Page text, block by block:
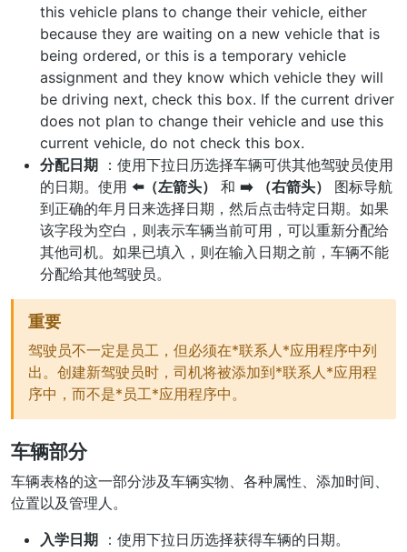
this vehicle plans to change their vehicle, either
because they are waiting on a new vehicle that is
being ordered, or this is a temporary vehicle
assignment and they know which vehicle they will
be driving next, check this box. If the current driver
does not plan to change their vehicle and use this
current vehicle, do not check this box.
分配日期 ：使用下拉日历选择车辆可供其他驾驶员使用
的日期。使用 ⬅️（左箭头） 和 ➡️ （右箭头）
图标导航
到正确的年月日来选择日期，然后点击特定日期。如果
该字段为空白，则表示车辆当前可用，可以重新分配给
其他司机。如果已填入，则在输入日期之前，车辆不能
分配给其他驾驶员。
重要
驾驶员不一定是员工，但必须在*联系人*应用程序中列
出。创建新驾驶员时，司机将被添加到*联系人*应用程
序中，而不是*员工*应用程序中。
车辆部分
车辆表格的这一部分涉及车辆实物、各种属性、添加时间、
位置以及管理人。
入学日期 ：使用下拉日历选择获得车辆的日期。